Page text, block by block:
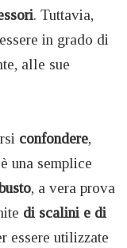
. Tuttavia,
in grado di
alle sue
confondere,
una semplice
, a vera prova
di scalini e di
essere utilizzate